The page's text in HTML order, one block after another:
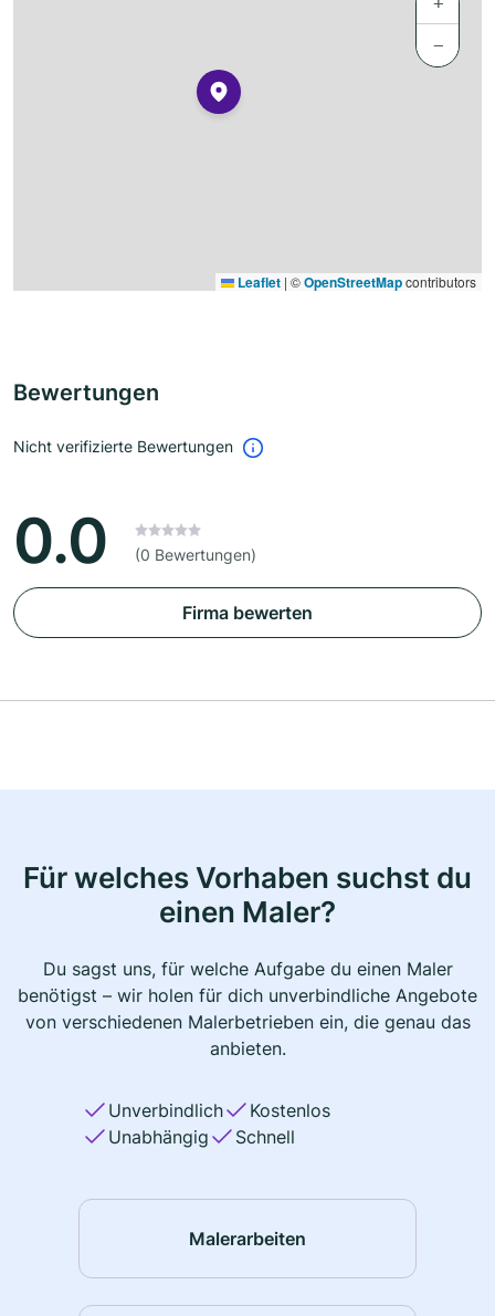
−
Leaflet | ©OpenStreetMapcontributors
Bewertungen
Nicht verifizierte Bewertungen
0.0 (0 Bewertungen)
Firma bewerten
Für welches Vorhaben suchst du
einen Maler?
Du sagst uns, für welche Aufgabe du einen Maler
benötigst – wir holen für dich unverbindliche Angebote
von verschiedenen Malerbetrieben ein, die genau das
anbieten.
Unverbindlich
Kostenlos
Unabhängig
Schnell
Malerarbeiten